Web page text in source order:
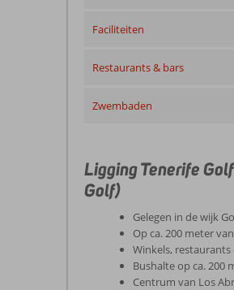
Faciliteiten
Restaurants & bars
Zwembaden
Ligging Tenerife
Golf)
Gelegen in de wijk
Op ca. 200 meter
Winkels, restaurants
Bushalte op ca. 200
Centrum van Los